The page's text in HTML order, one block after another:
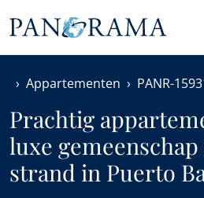
Appartementen PANR-
Prachtig
luxe gemeenschap
strand in Puerto